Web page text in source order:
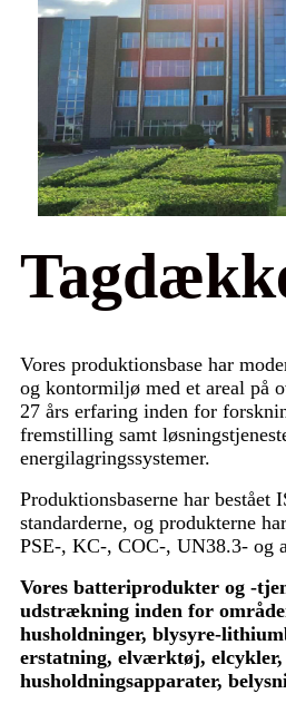
Vores produktionsbase har
og kontormiljø med et areal på
27 års erfaring inden for
fremstilling samt
energilagringssystemer.
Produktionsbaserne har bestået
standarderne, og produkterne
PSE-, KC-, COC-, UN38.3- og
Vores batteriprodukter og -
udstrækning inden for
husholdninger, blysyre-
erstatning, elværktøj, elcykler,
husholdningsapparater,